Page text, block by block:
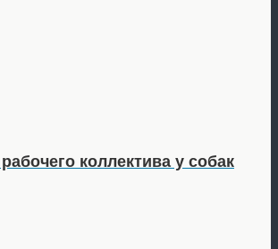
коллектива у собак